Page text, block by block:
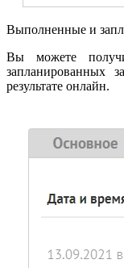
Выполненные и
Вы можете
запланированных
результате онлайн.